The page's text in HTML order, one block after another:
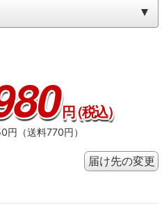
円（税込）
円（送料770円）
届け先の変更